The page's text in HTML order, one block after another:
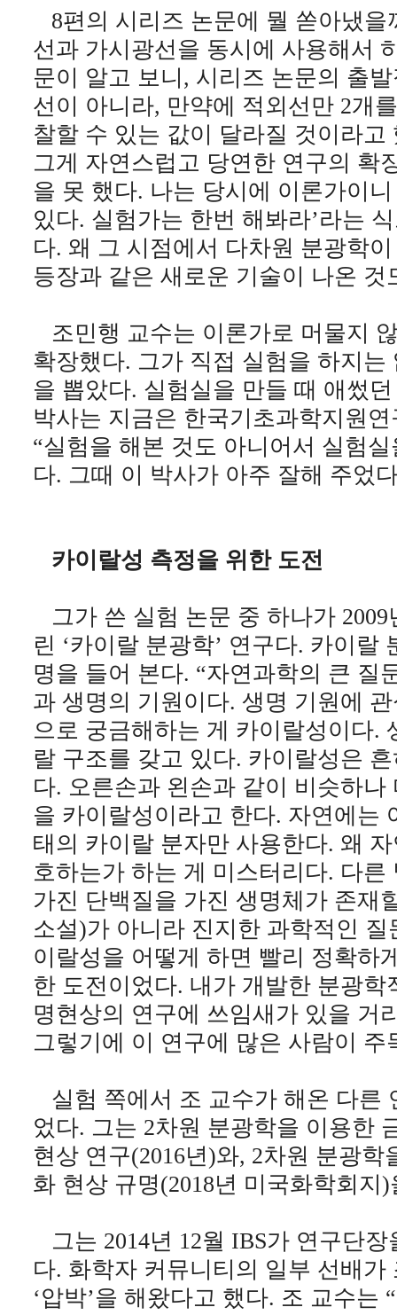
8편의 시리즈 논문에 뭘 쏟아냈을
선과 가시광선을 동시에 사용해서
문이 알고 보니, 시리즈 논문의 출
선이 아니라, 만약에 적외선만 2개
찰할 수 있는 값이 달라질 것이라고
그게 자연스럽고 당연한 연구의 확
을 못 했다. 나는 당시에 이론가이
있다. 실험가는 한번 해봐라’라는
다. 왜 그 시점에서 다차원 분광학
등장과 같은 새로운 기술이 나온 것
조민행 교수는 이론가로 머물지
확장했다. 그가 직접 실험을 하지
을 뽑았다. 실험실을 만들 때 애썼
박사는 지금은 한국기초과학지원
“실험을 해본 것도 아니어서 실험
다. 그때 이 박사가 아주 잘해 주었
카이랄성 측정을 위한 도전
그가 쓴 실험 논문 중 하나가
린 ‘카이랄 분광학’ 연구다. 카이랄
명을 들어 본다. “자연과학의 큰 질
과 생명의 기원이다. 생명 기원에
으로 궁금해하는 게 카이랄성이다.
랄 구조를 갖고 있다. 카이랄성은
다. 오른손과 왼손과 같이 비슷하
을 카이랄성이라고 한다. 자연에는
태의 카이랄 분자만 사용한다. 왜
호하는가 하는 게 미스터리다. 다
가진 단백질을 가진 생명체가 존재
소설)가 아니라 진지한 과학적인
이랄성을 어떻게 하면 빨리 정확하
한 도전이었다. 내가 개발한 분광
명현상의 연구에 쓰임새가 있을 거
그렇기에 이 연구에 많은 사람이 주
실험 쪽에서 조 교수가 해온 다른
었다. 그는 2차원 분광학을 이용한
현상 연구(2016년)와, 2차원 분광
화 현상 규명(2018년 미국화학회지
그는 2014년 12월 IBS가 연구단
다. 화학자 커뮤니티의 일부 선배
‘압박’을 해왔다고 했다. 조 교수는